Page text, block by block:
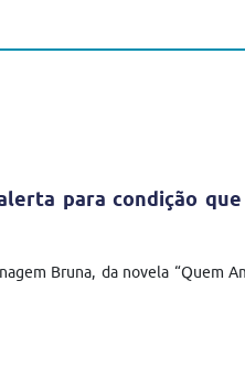
para condição
Bruna, da novela “Quem